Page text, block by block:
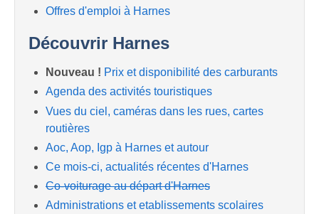
Offres d'emploi à Harnes
Découvrir Harnes
Nouveau ! Prix et disponibilité des carburants
Agenda des activités touristiques
Vues du ciel, caméras dans les rues, cartes
routières
Aoc, Aop, Igp à Harnes et autour
Ce mois-ci, actualités récentes d'Harnes
Co-voiturage au départ d'Harnes
Administrations et etablissements scolaires